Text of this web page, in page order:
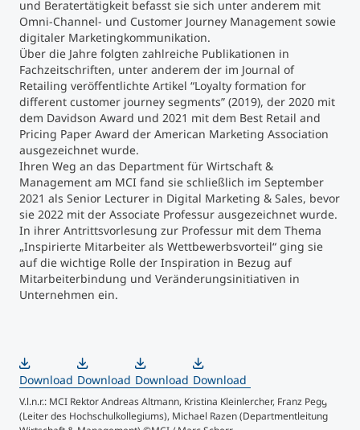
und Beratertätigkeit befasst sie sich unter anderem mit
Omni-Channel- und Customer Journey Management sowie
digitaler Marketingkommunikation.
Über die Jahre folgten zahlreiche Publikationen in
Fachzeitschriften, unter anderem der im Journal of
Retailing veröffentlichte Artikel “Loyalty formation for
different customer journey segments” (2019), der 2020 mit
dem Davidson Award und 2021 mit dem Best Retail and
Pricing Paper Award der American Marketing Association
ausgezeichnet wurde.
Ihren Weg an das Department für Wirtschaft &
Management am MCI fand sie schließlich im September
2021 als Senior Lecturer in Digital Marketing & Sales, bevor
sie 2022 mit der Associate Professur ausgezeichnet wurde.
In ihrer Antrittsvorlesung zur Professur mit dem Thema
„Inspirierte Mitarbeiter als Wettbewerbsvorteil“ ging sie
auf die wichtige Rolle der Inspiration in Bezug auf
Mitarbeiterbindung und Veränderungsinitiativen in
Unternehmen ein.
Download Download Download Download
V.l.n.r.: MCI Rektor Andreas Altmann, Kristina Kleinlercher, Franz Pegger
(Leiter des Hochschulkollegiums), Michael Razen (Departmentleitung